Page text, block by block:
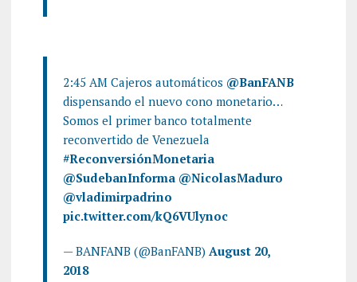
2:45 AM Cajeros automáticos @BanFANB
dispensando el nuevo cono monetario…
Somos el primer banco totalmente
reconvertido de Venezuela
#ReconversiónMonetaria
@SudebanInforma @NicolasMaduro
@vladimirpadrino
pic.twitter.com/kQ6VUlynoc
— BANFANB (@BanFANB) August 20,
2018